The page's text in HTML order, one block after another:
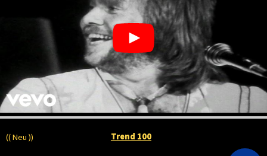
(( Neu )) Trend 100